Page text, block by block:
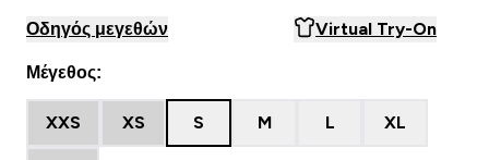
Οδηγός μεγεθών Virtual Try-On
Μέγεθος:
XXS XS S M L XL